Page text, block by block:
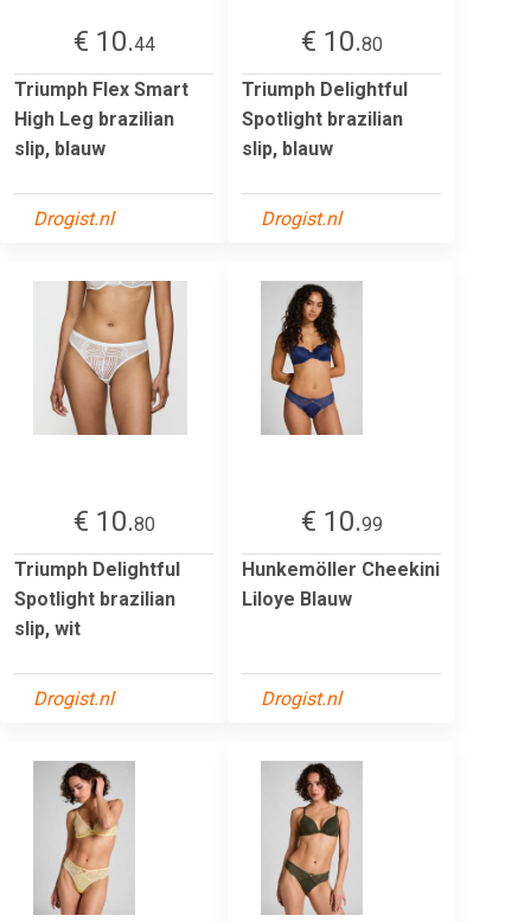
€ 10.44
Triumph Flex Smart
High Leg brazilian
slip, blauw
Drogist.nl
€ 10.80
Triumph Delightful
Spotlight brazilian
slip, blauw
Drogist.nl
€ 10.80
Triumph Delightful
Spotlight brazilian
slip, wit
Drogist.nl
€ 10.99
Hunkemöller Cheekini
Liloye Blauw
Drogist.nl